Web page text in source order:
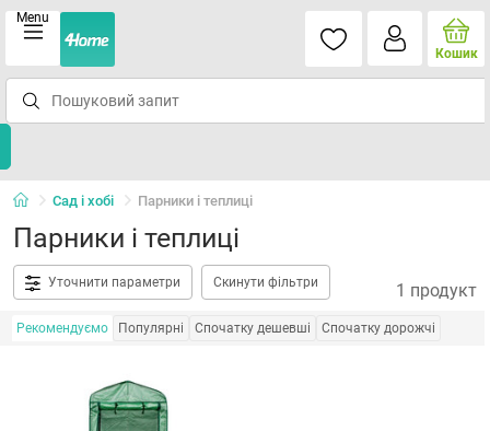
Menu
Кошик
Сад і хобі Парники і теплиці
Парники і теплиці
Уточнити параметри Скинути фільтри 1 продукт
Рекомендуємо Популярні Спочатку дешевші Спочатку дорожчі